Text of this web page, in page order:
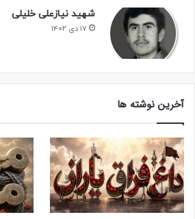
شهید نیازعلی خلیلی
۱۷ دی ۱۴۰۲
آخرین نوشته ها